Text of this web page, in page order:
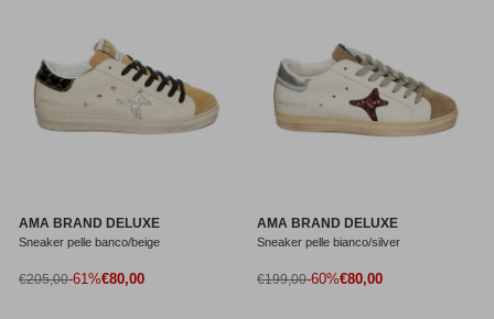
AMA BRAND DELUXE
Sneaker pelle banco/beige
Prezzo di vendita
€80,00
Prezzo normale
€205,00-61%
AMA BRAND DELUXE
Sneaker pelle bianco/silver
Prezzo di vendita
€80,00
Prezzo normale
€199,00-60%